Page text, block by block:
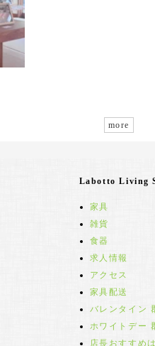
more
Labotto Living
家具
雑貨
食器
求人情報
アクセス
家具配送
バレンタイン
ホワイトデー
店長おすすめ